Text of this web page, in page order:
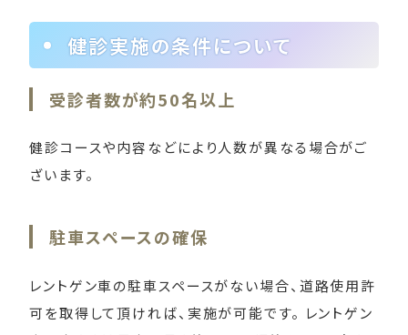
健診実施の条件について
受診者数が約50名以上
健診コースや内容などにより人数が異なる場合がご
ざいます。
駐車スペースの確保
レントゲン車の駐車スペースがない場合、道路使用許
可を取得して頂ければ、実施が可能です。 レントゲン